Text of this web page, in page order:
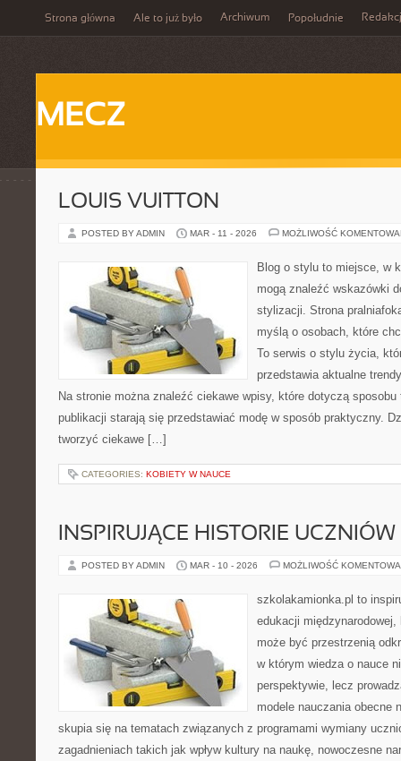
Strona główna Ale to już było Archiwum Popołudnie
MECZ
LOUIS VUITTON
POSTED BY ADMIN MAR - 11 - 2026 MOŻLIWOŚĆ
Blog o stylu to miejsce, w
mogą znaleźć wskazówki
stylizacji. Strona
myślą o osobach, które
To serwis o stylu życia,
przedstawia aktualne
Na stronie można znaleźć ciekawe wpisy, które dotyczą
publikacji starają się przedstawiać modę w sposób praktyczny.
tworzyć ciekawe […]
CATEGORIES: KOBIETY W NAUCE
INSPIRUJĄCE HISTORIE
POSTED BY ADMIN MAR - 10 - 2026 MOŻLIWOŚĆ
szkolakamionka.pl to
edukacji
może być przestrzenią
w którym wiedza o nauce
perspektywie, lecz
modele nauczania obecne
skupia się na tematach związanych z programami wymiany
zagadnieniach takich jak wpływ kultury na naukę, nowoczesne